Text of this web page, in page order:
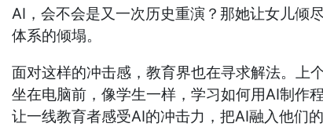
AI，会不会是又一次历史重演？那她让女儿倾
体系的倾塌。
面对这样的冲击感，教育界也在寻求解法。上
坐在电脑前，像学生一样，学习如何用AI制
让一线教育者感受AI的冲击力，把AI融入他们